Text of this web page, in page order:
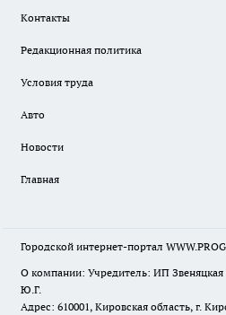
Контакты
Редакционная политика
Условия труда
Авто
Новости
Главная
Городской интернет-портал
О компании: Учредитель: ИП Звеняцкая
Ю.Г.
Адрес: 610001, Кировская область, г.